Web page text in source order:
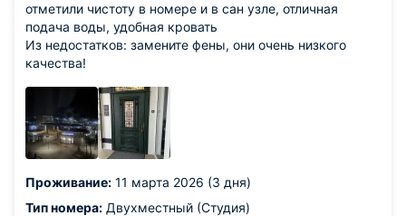
отметили чистоту в номере и в сан узле, отличная
подача воды, удобная кровать
Из недостатков: замените фены, они очень низкого
качества!
Проживание: 11 марта 2026 (3 дня)
Тип номера: Двухместный (Студия)